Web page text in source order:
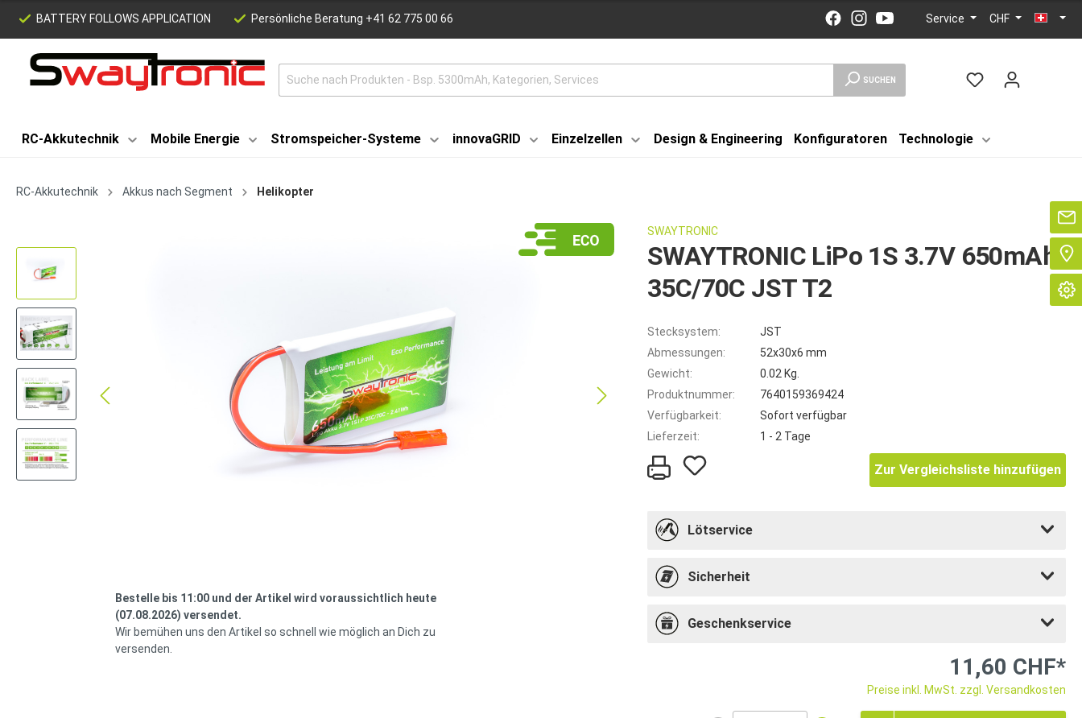
BATTERY FOLLOWS APPLICATION Persönliche Beratung +41 62 775 00 66 Service CHF
SUCHEN
RC-Akkutechnik Mobile Energie Stromspeicher-Systeme innovaGRID Einzelzellen Design & Engineering Konfiguratoren Technologie
RC-Akkutechnik Akkus nach Segment Helikopter
Bestelle bis 11:00 und der Artikel wird voraussichtlich heute
(07.08.2026) versendet.
Wir bemühen uns den Artikel so schnell wie möglich an Dich zu
versenden.
SWAYTRONIC
SWAYTRONIC LiPo 1S 3.7V 650mAh
35C/70C JST T2
Stecksystem:
JST
Abmessungen:
52x30x6 mm
Gewicht:
0.02 Kg.
Produktnummer:
7640159369424
Verfügbarkeit:
Sofort verfügbar
Lieferzeit:
1 - 2 Tage
Zur Vergleichsliste hinzufügen
Lötservice
Sicherheit
Geschenkservice
11,60 CHF*
Preise inkl. MwSt. zzgl. Versandkosten